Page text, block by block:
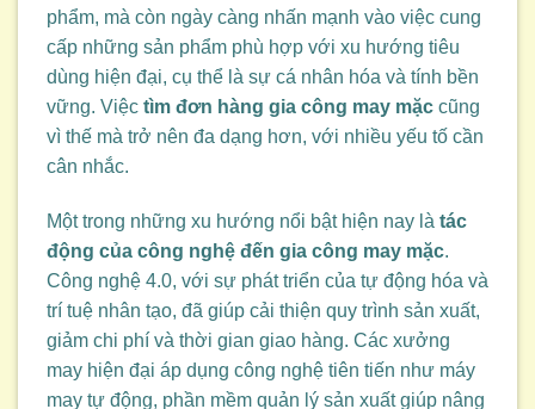
phẩm, mà còn ngày càng nhấn mạnh vào việc cung
cấp những sản phẩm phù hợp với xu hướng tiêu
dùng hiện đại, cụ thể là sự cá nhân hóa và tính bền
vững. Việc tìm đơn hàng gia công may mặc cũng
vì thế mà trở nên đa dạng hơn, với nhiều yếu tố cần
cân nhắc.
Một trong những xu hướng nổi bật hiện nay là tác
động của công nghệ đến gia công may mặc.
Công nghệ 4.0, với sự phát triển của tự động hóa và
trí tuệ nhân tạo, đã giúp cải thiện quy trình sản xuất,
giảm chi phí và thời gian giao hàng. Các xưởng
may hiện đại áp dụng công nghệ tiên tiến như máy
may tự động, phần mềm quản lý sản xuất giúp nâng